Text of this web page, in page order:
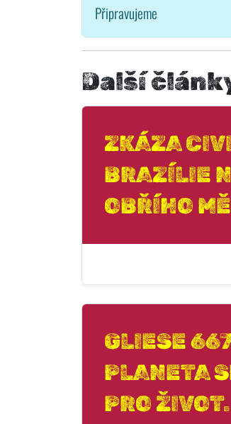
Připravujeme
Další
ZKÁZA
BRAZÍLIE
OBŘÍHO
GLIESE
PLANETA
PRO ŽIVOT.